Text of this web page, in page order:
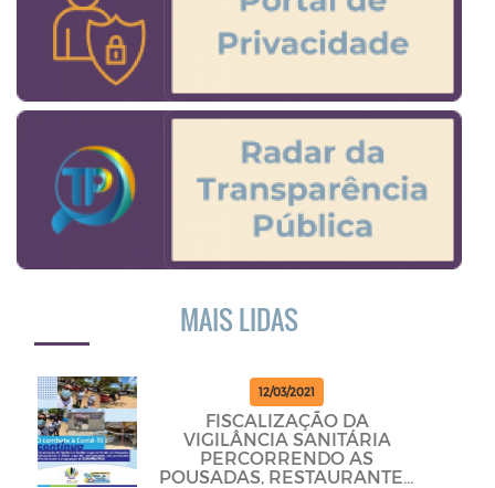
MAIS LIDAS
12/03/2021
FISCALIZAÇÃO DA
VIGILÂNCIA SANITÁRIA
PERCORRENDO AS
POUSADAS, RESTAURANTES